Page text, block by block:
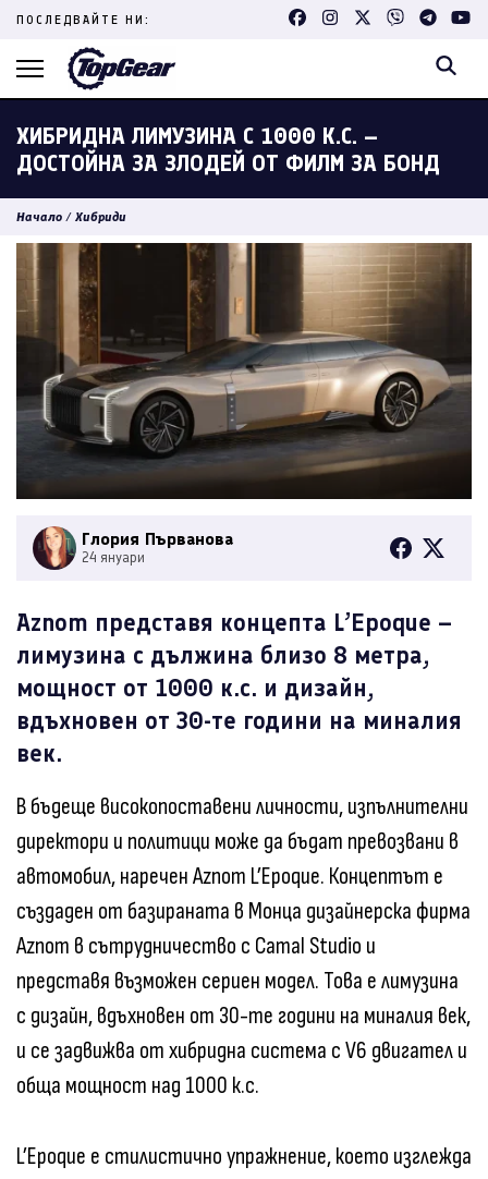
Skip
content
ПОСЛЕДВАЙТЕ НИ:
ХИБРИДНА ЛИМУЗИНА С 1000 К.С. –
ДОСТОЙНА ЗА ЗЛОДЕЙ ОТ ФИЛМ ЗА БОНД
Начало / Хибриди
Глория Първанова
24 януари
Aznom представя концепта L’Epoque –
лимузина с дължина близо 8 метра,
мощност от 1000 к.с. и дизайн,
вдъхновен от 30-те години на миналия
век.
В бъдеще високопоставени личности, изпълнителни
директори и политици може да бъдат превозвани в
автомобил, наречен Aznom L’Epoque. Концептът е
създаден от базираната в Монца дизайнерска фирма
Aznom в сътрудничество с Camal Studio и
представя възможен сериен модел. Това е лимузина
с дизайн, вдъхновен от 30-те години на миналия век,
и се задвижва от хибридна система с V6 двигател и
обща мощност над 1000 к.с.
L’Epoque е стилистично упражнение, което изглежда